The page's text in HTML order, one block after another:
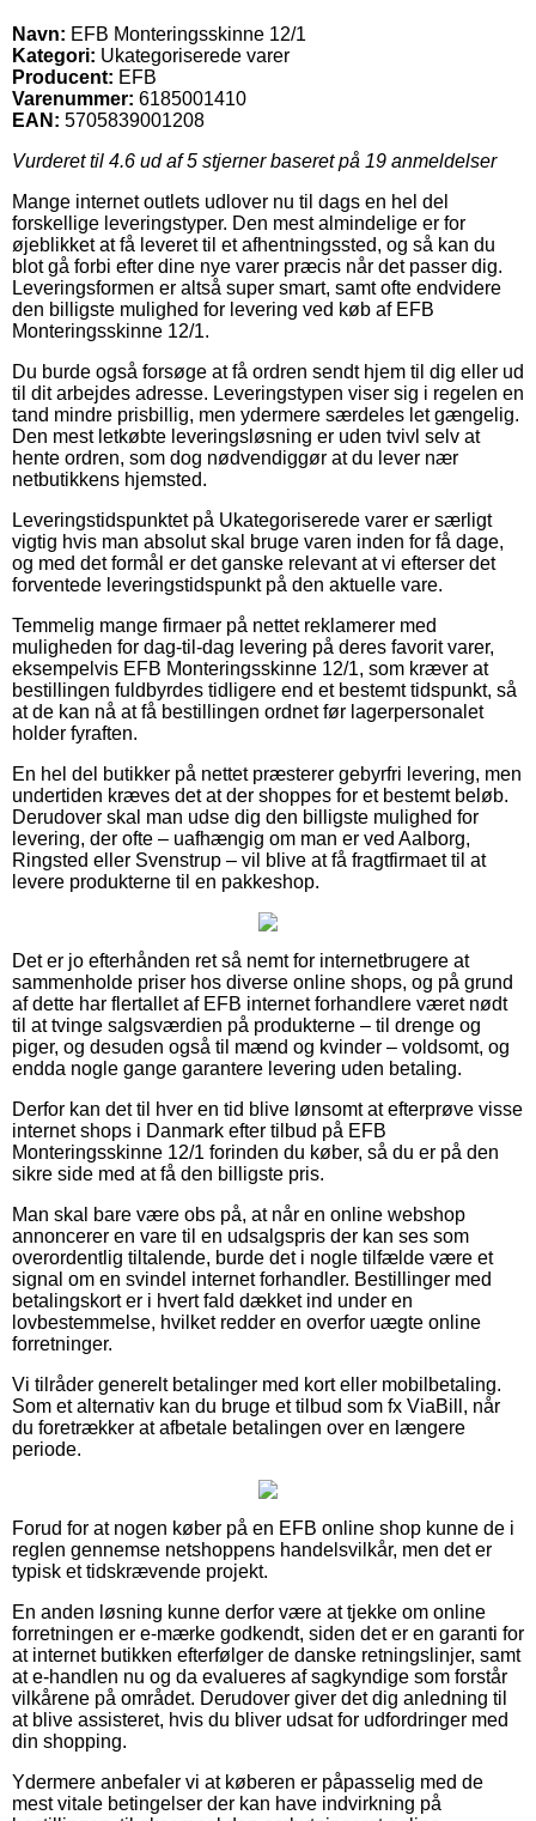
Navn: EFB Monteringsskinne 12/1
Kategori: Ukategoriserede varer
Producent: EFB
Varenummer: 6185001410
EAN: 5705839001208
Vurderet til 4.6 ud af 5 stjerner baseret på 19 anmeldelser
Mange internet outlets udlover nu til dags en hel del
forskellige leveringstyper. Den mest almindelige er for
øjeblikket at få leveret til et afhentningssted, og så kan du
blot gå forbi efter dine nye varer præcis når det passer dig.
Leveringsformen er altså super smart, samt ofte endvidere
den billigste mulighed for levering ved køb af EFB
Monteringsskinne 12/1.
Du burde også forsøge at få ordren sendt hjem til dig eller ud
til dit arbejdes adresse. Leveringstypen viser sig i regelen en
tand mindre prisbillig, men ydermere særdeles let gængelig.
Den mest letkøbte leveringsløsning er uden tvivl selv at
hente ordren, som dog nødvendiggør at du lever nær
netbutikkens hjemsted.
Leveringstidspunktet på Ukategoriserede varer er særligt
vigtig hvis man absolut skal bruge varen inden for få dage,
og med det formål er det ganske relevant at vi efterser det
forventede leveringstidspunkt på den aktuelle vare.
Temmelig mange firmaer på nettet reklamerer med
muligheden for dag-til-dag levering på deres favorit varer,
eksempelvis EFB Monteringsskinne 12/1, som kræver at
bestillingen fuldbyrdes tidligere end et bestemt tidspunkt, så
at de kan nå at få bestillingen ordnet før lagerpersonalet
holder fyraften.
En hel del butikker på nettet præsterer gebyrfri levering, men
undertiden kræves det at der shoppes for et bestemt beløb.
Derudover skal man udse dig den billigste mulighed for
levering, der ofte – uafhængig om man er ved Aalborg,
Ringsted eller Svenstrup – vil blive at få fragtfirmaet til at
levere produkterne til en pakkeshop.
Det er jo efterhånden ret så nemt for internetbrugere at
sammenholde priser hos diverse online shops, og på grund
af dette har flertallet af EFB internet forhandlere været nødt
til at tvinge salgsværdien på produkterne – til drenge og
piger, og desuden også til mænd og kvinder – voldsomt, og
endda nogle gange garantere levering uden betaling.
Derfor kan det til hver en tid blive lønsomt at efterprøve visse
internet shops i Danmark efter tilbud på EFB
Monteringsskinne 12/1 forinden du køber, så du er på den
sikre side med at få den billigste pris.
Man skal bare være obs på, at når en online webshop
annoncerer en vare til en udsalgspris der kan ses som
overordentlig tiltalende, burde det i nogle tilfælde være et
signal om en svindel internet forhandler. Bestillinger med
betalingskort er i hvert fald dækket ind under en
lovbestemmelse, hvilket redder en overfor uægte online
forretninger.
Vi tilråder generelt betalinger med kort eller mobilbetaling.
Som et alternativ kan du bruge et tilbud som fx ViaBill, når
du foretrækker at afbetale betalingen over en længere
periode.
Forud for at nogen køber på en EFB online shop kunne de i
reglen gennemse netshoppens handelsvilkår, men det er
typisk et tidskrævende projekt.
En anden løsning kunne derfor være at tjekke om online
forretningen er e-mærke godkendt, siden det er en garanti for
at internet butikken efterfølger de danske retningslinjer, samt
at e-handlen nu og da evalueres af sagkyndige som forstår
vilkårene på området. Derudover giver det dig anledning til
at blive assisteret, hvis du bliver udsat for udfordringer med
din shopping.
Ydermere anbefaler vi at køberen er påpasselig med de
mest vitale betingelser der kan have indvirkning på